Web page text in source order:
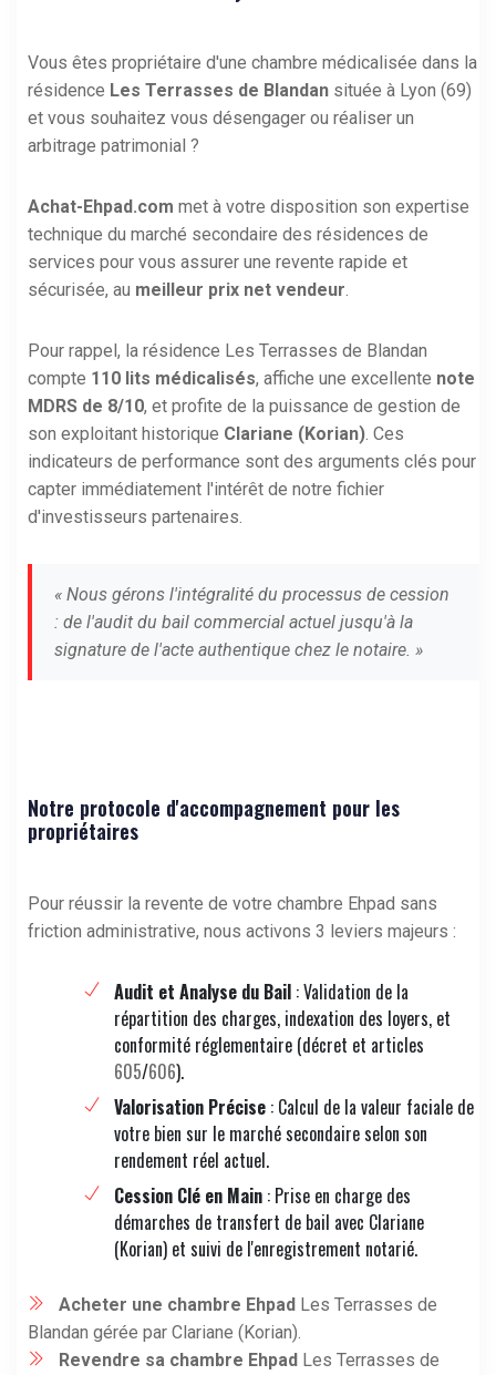
Vous êtes propriétaire d'une chambre médicalisée dans la
résidence Les Terrasses de Blandan située à Lyon (69)
et vous souhaitez vous désengager ou réaliser un
arbitrage patrimonial ?
Achat-Ehpad.com met à votre disposition son expertise
technique du marché secondaire des résidences de
services pour vous assurer une revente rapide et
sécurisée, au meilleur prix net vendeur
Pour rappel, la résidence Les Terrasses de Blandan
compte 110 lits médicalisés, affiche une excellente note
MDRS de 8/10, et profite de la puissance de gestion de
son exploitant historique Clariane (Korian) . Ces
indicateurs de performance sont des arguments clés pour
capter immédiatement l'intérêt de notre fichier
d'investisseurs partenaires.
« Nous gérons l'intégralité du processus de cession
: de l'audit du bail commercial actuel jusqu'à la
signature de l'acte authentique chez le notaire. »
Notre protocole d'accompagnement pour les
propriétaires
Pour réussir la revente de votre chambre Ehpad sans
friction administrative, nous activons 3 leviers majeurs :
Audit et Analyse du Bail : Validation de la
répartition des charges, indexation des loyers, et
conformité réglementaire (décret et articles
605/606).
Valorisation Précise : Calcul de la valeur faciale de
votre bien sur le marché secondaire selon son
rendement réel actuel.
Cession Clé en Main : Prise en charge des
démarches de transfert de bail avec Clariane
(Korian) et suivi de l'enregistrement notarié.
Acheter une chambre Ehpad Les Terrasses de
Blandan gérée par Clariane (Korian).
Revendre sa chambre Ehpad Les Terrasses de